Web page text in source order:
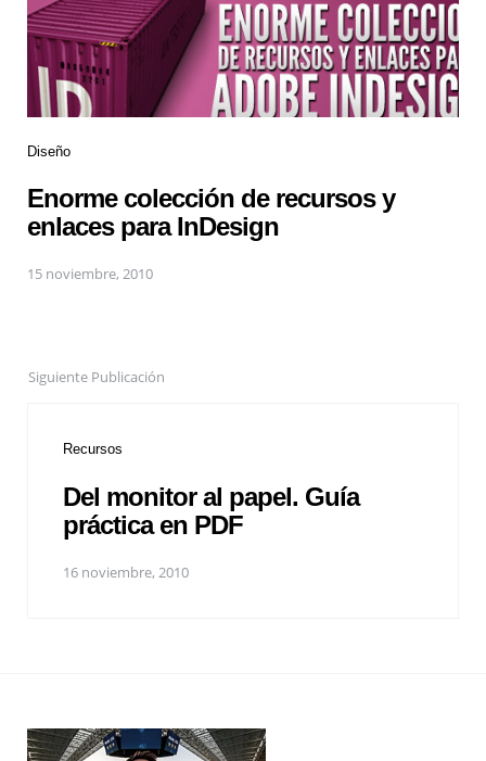
Diseño
Enorme colección de recursos y
enlaces para InDesign
15 noviembre, 2010
Siguiente Publicación
Recursos
Del monitor al papel. Guía
práctica en PDF
16 noviembre, 2010